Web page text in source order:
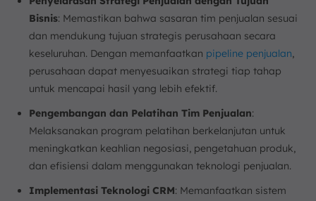
Bisnis: Memastikan bahwa sasaran tim penjualan sesuai
dan mendukung tujuan strategis perusahaan secara
keseluruhan. Dengan memanfaatkan pipeline penjualan,
perusahaan dapat menyesuaikan strategi tiap tahap
untuk mencapai hasil yang lebih efektif.
Pengembangan dan Pelatihan Tim Penjualan:
Melaksanakan program pelatihan berkelanjutan untuk
meningkatkan keahlian negosiasi, pengetahuan produk,
dan efisiensi dalam menggunakan teknologi penjualan.
Implementasi Teknologi CRM: Memanfaatkan sistem